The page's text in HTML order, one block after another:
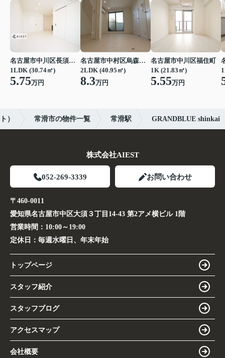
名古屋市中川区長須賀３丁目
1LDK (30.74㎡)
5.75万円
名古屋市中村区烏森町４丁目
2LDK (40.95㎡)
8.3万円
名古屋市中川区福住町
1K (21.83㎡)
5.55万円
） 常滑市の物件一覧 常滑駅 GRANDBLUE shinkai
株式会社AIEST
052-269-3339 お問い合わせ
〒460-0011
愛知県名古屋市中区大須３丁目14-43 第2アメ横ビル 1階
営業時間： 10:00～19:00
定休日： 毎週水曜日、年末年始
トップページ
スタッフ紹介
スタッフブログ
アクセスマップ
会社概要